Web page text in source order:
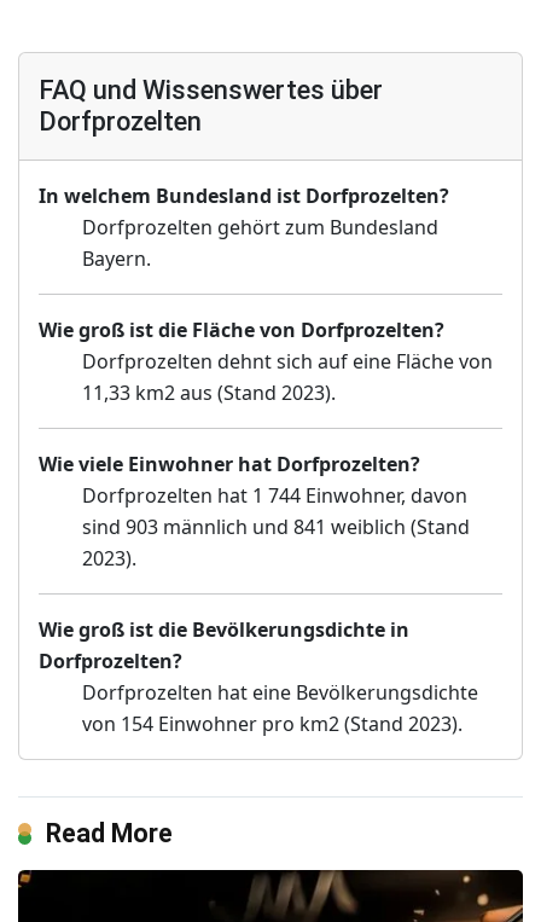
FAQ und Wissenswertes über
Dorfprozelten
In welchem Bundesland ist Dorfprozelten?
Dorfprozelten gehört zum Bundesland
Bayern.
Wie groß ist die Fläche von Dorfprozelten?
Dorfprozelten dehnt sich auf eine Fläche von
11,33 km2 aus (Stand 2023).
Wie viele Einwohner hat Dorfprozelten?
Dorfprozelten hat 1 744 Einwohner, davon
sind 903 männlich und 841 weiblich (Stand
2023).
Wie groß ist die Bevölkerungsdichte in
Dorfprozelten?
Dorfprozelten hat eine Bevölkerungsdichte
von 154 Einwohner pro km2 (Stand 2023).
Read More